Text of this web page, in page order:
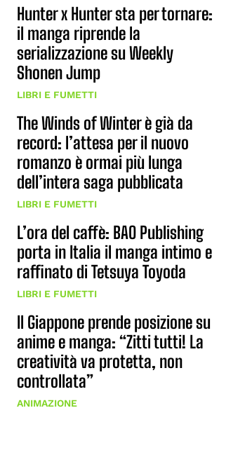
Hunter x Hunter sta per tornare:
il manga riprende la
serializzazione su Weekly
Shonen Jump
LIBRI E FUMETTI
The Winds of Winter è già da
record: l’attesa per il nuovo
romanzo è ormai più lunga
dell’intera saga pubblicata
LIBRI E FUMETTI
L’ora del caffè: BAO Publishing
porta in Italia il manga intimo e
raffinato di Tetsuya Toyoda
LIBRI E FUMETTI
Il Giappone prende posizione su
anime e manga: “Zitti tutti! La
creatività va protetta, non
controllata”
ANIMAZIONE